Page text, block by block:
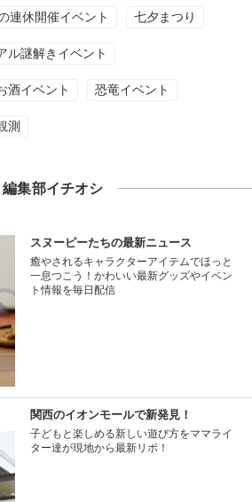
連休開催イベント 七夕まつり
ル謎解きイベント
酒イベント 恐竜イベント
測
編集部イチオシ
スヌーピーたちの最新ニュース
癒やされるキャラクターアイテムでほっと
一息つこう！かわいい最新グッズやイベン
ト情報を毎日配信
関西のイオンモールで新発見！
子どもと楽しめる新しい遊び方をママライ
ター達が現地から最新リポ！